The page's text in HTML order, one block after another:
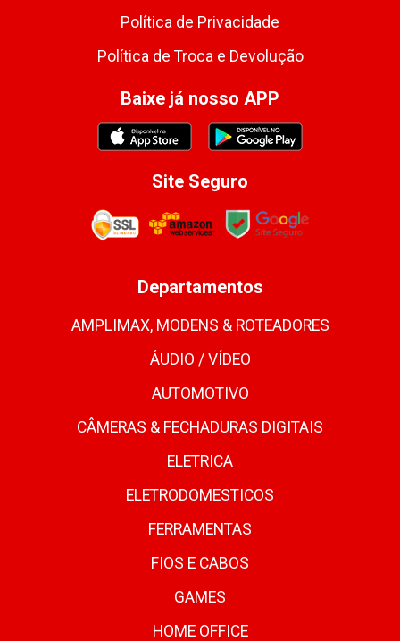
Política de Privacidade
Política de Troca e Devolução
Baixe já nosso APP
Site Seguro
Departamentos
AMPLIMAX, MODENS & ROTEADORES
ÁUDIO / VÍDEO
AUTOMOTIVO
CÂMERAS & FECHADURAS DIGITAIS
ELETRICA
ELETRODOMESTICOS
FERRAMENTAS
FIOS E CABOS
GAMES
HOME OFFICE